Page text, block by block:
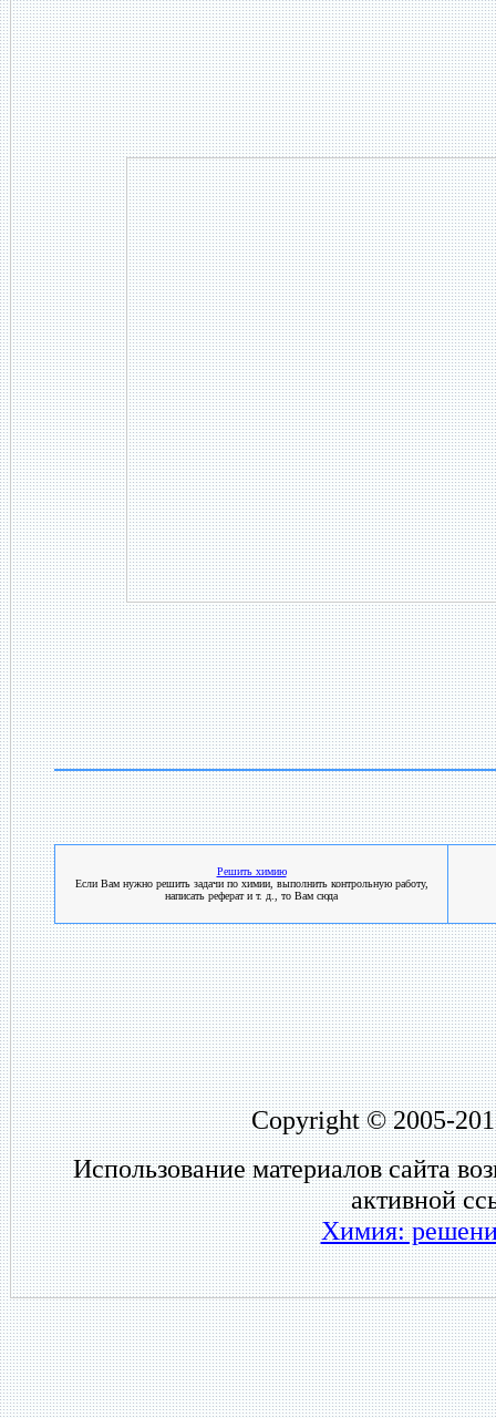
Решить химию
Если Вам нужно решить задачи по химии, выполнить контрольную работу,
написать реферат и т. д., то Вам сюда
Copyright © 2005-
Использование материалов сайта
активной
Химия: